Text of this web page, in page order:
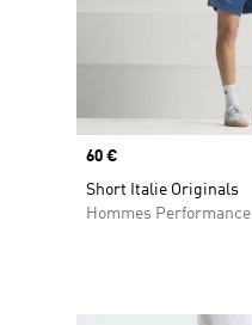
Prix
60 €
Short Italie Originals
Hommes Performance